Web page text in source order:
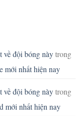
về đội bóng nàytrong
mới nhất hiện nay
về đội bóng nàytrong
mới nhất hiện nay